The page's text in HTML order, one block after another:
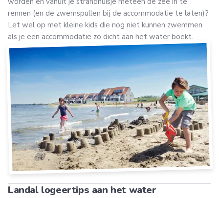
rennen (en de zwemspullen bij de accommodatie te laten)?
Let wel op met kleine kids die nog niet kunnen zwemmen
als je een accommodatie zo dicht aan het water boekt.
Landal logeertips aan het water